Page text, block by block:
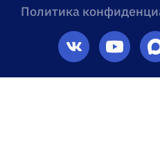
Политика